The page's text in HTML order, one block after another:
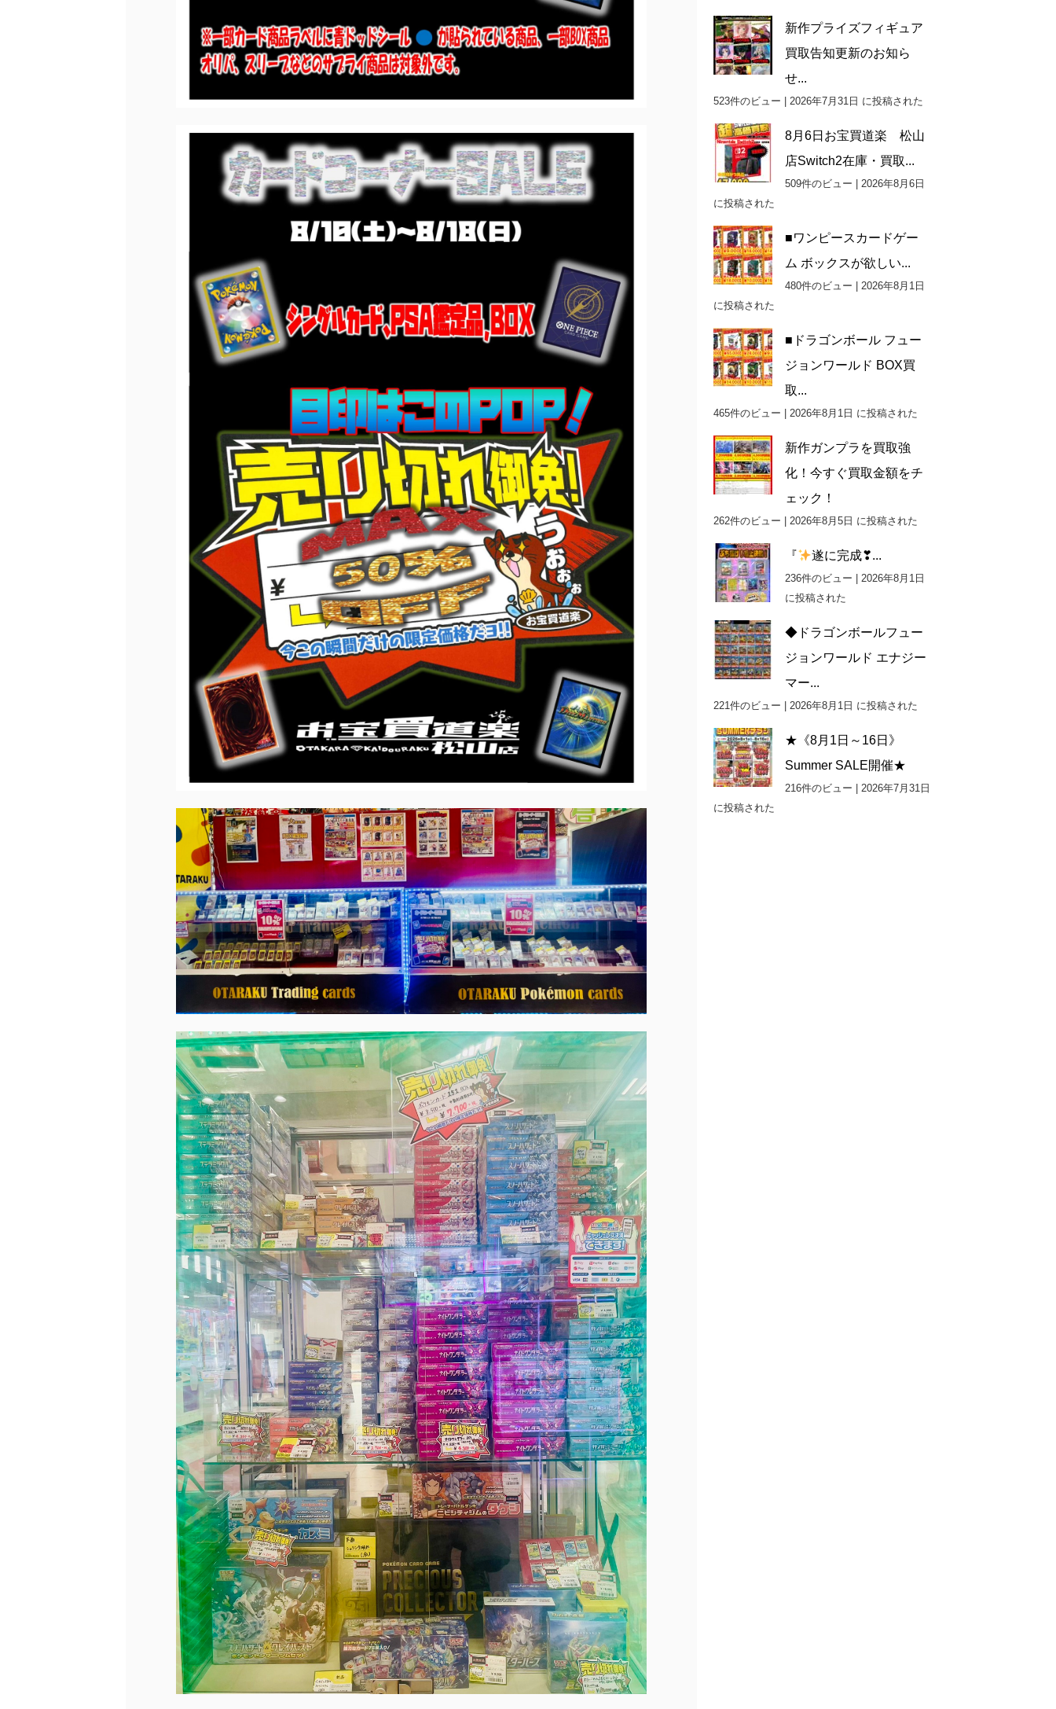
新作プライズフィギュア
買取告知更新のお知ら
せ...
523件のビュー 2026年7月31日 に投稿された
8月6日お宝買道楽 松山
店Switch2在庫・買取...
509件のビュー
2026年8月6日
に投稿された
■ワンピースカードゲー
ム ボックスが欲しい...
480件のビュー
2026年8月1日
に投稿された
■ドラゴンボール フュー
ジョンワールド BOX買
取...
465件のビュー 2026年8月1日 に投稿された
新作ガンプラを買取強
化！今すぐ買取金額をチ
ェック！
262件のビュー 2026年8月5日 に投稿された
『 遂に完成❣...
236件のビュー
2026年8月1日
に投稿された
◆ドラゴンボールフュー
ジョンワールド エナジー
マー...
221件のビュー 2026年8月1日 に投稿された
★《8月1日～16日》
Summer SALE開催★
216件のビュー
2026年7月31日
に投稿された